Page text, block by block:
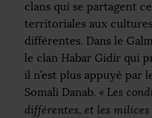
clans qui se partagent
territoriales aux
différentes. Dans le
le clan Habar Gidir qui
il n’est plus appuyé par
Somali Danab. « Les
différentes, et les